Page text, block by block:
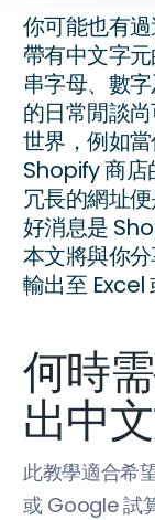
你可能也有
帶有中文字
串字母、數
的日常閒談
世界，例如
Shopify 商店
冗長的網址
好消息是
本文將與你
輸出至 Excel
何時
出中
此教學適合希
或 Google 試